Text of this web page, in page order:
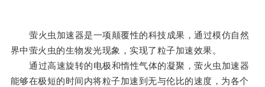
萤火虫加速器是一项颠覆性的科技成果，通过模仿自然
界中萤火虫的生物发光现象，实现了粒子加速效果。
通过高速旋转的电极和惰性气体的凝聚，萤火虫加速器
能够在极短的时间内将粒子加速到无与伦比的速度，为各个